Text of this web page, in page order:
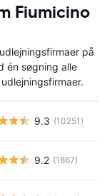
Fiumicino
på
én søgning alle
9.3 (10251)
9.2 (1867)